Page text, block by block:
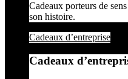
Cadeaux porteurs de
son histoire.
Cadeaux d’entreprise
Cadeaux